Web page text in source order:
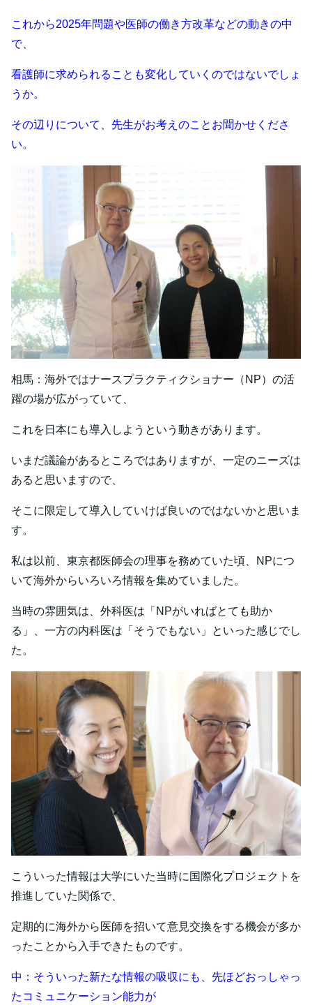
これから2025年問題や医師の働き方改革などの動きの中
で、
看護師に求められることも変化していくのではないでしょ
うか。
その辺りについて、先生がお考えのことお聞かせくださ
い。
相馬：海外ではナースプラクティクショナー（NP）の活
躍の場が広がっていて、
これを日本にも導入しようという動きがあります。
いまだ議論があるところではありますが、一定のニーズは
あると思いますので、
そこに限定して導入していけば良いのではないかと思いま
す。
私は以前、東京都医師会の理事を務めていた頃、NPにつ
いて海外からいろいろ情報を集めていました。
当時の雰囲気は、外科医は「NPがいればとても助か
る」、一方の内科医は「そうでもない」といった感じでし
た。
こういった情報は大学にいた当時に国際化プロジェクトを
推進していた関係で、
定期的に海外から医師を招いて意見交換をする機会が多か
ったことから入手できたものです。
中：そういった新たな情報の吸収にも、先ほどおっしゃっ
たコミュニケーション能力が